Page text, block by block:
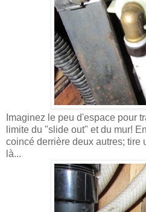
Imaginez le peu d'espace pour
limite du "slide out" et du mur!
coincé derrière deux autres; tire
là...